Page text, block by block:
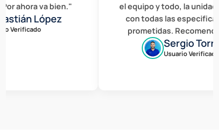
ahora va bien."
López
Verificado
el equipo y todo, la unidad
con todas las
prometidas.
Sergio Torres
Usuario Verificado